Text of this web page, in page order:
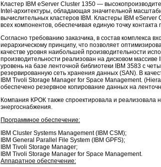
Кластер IBM eServer Cluster 1350 —
Intel-архитектуры, обладающая значительной
вычислительных кластеров IBM. Кластеры IBM eServer
всех компонентов, обеспечивая единую точку
Согласно требованию заказчика, в состав комплекса
иерархическому принципу, что позволяет
качестве уровня наибольшей производительности
производительности реализован на дисковом
уровень на базе ленточной библиотеки IBM 3583 с
резервированную сеть хранения данных (SAN). В
IBM Tivoli Storage Manager for Space Management.
обеспечено резервное копирование данных на
Компания КРОК также спроектировала и реализовала
энергоснабжения.
Программное обеспечение:
IBM Cluster Systems Management (IBM CSM);
IBM General Parallel File System (IBM GPFS);
IBM Tivoli Storage Manager;
IBM Tivoli Storage Manager for Space Management.
Аппаратное обеспечение: